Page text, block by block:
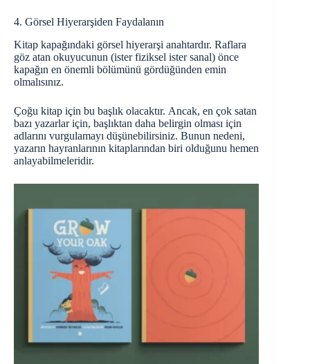
4. Görsel Hiyerarşiden Faydalanın
Kitap kapağındaki görsel hiyerarşi anahtardır. Raflara
göz atan okuyucunun (ister fiziksel ister sanal) önce
kapağın en önemli bölümünü gördüğünden emin
olmalısınız.
Çoğu kitap için bu başlık olacaktır. Ancak, en çok satan
bazı yazarlar için, başlıktan daha belirgin olması için
adlarını vurgulamayı düşünebilirsiniz. Bunun nedeni,
yazarın hayranlarının kitaplarından biri olduğunu hemen
anlayabilmeleridir.